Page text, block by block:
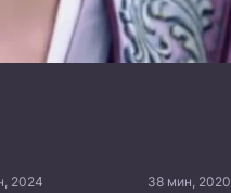
2024 38 мин, 2020